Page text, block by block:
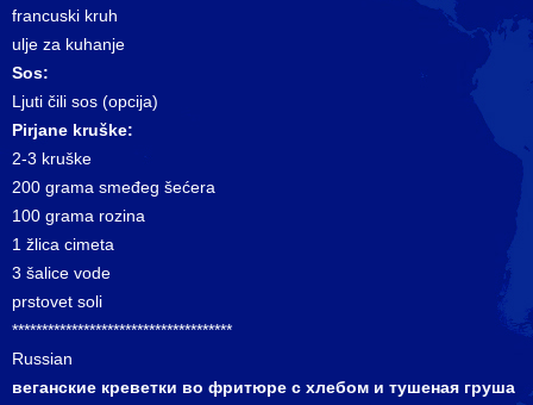
francuski kruh
ulje za kuhanje
Sos:
Ljuti čili sos (opcija)
Pirjane kruške:
2-3 kruške
200 grama smeđeg šećera
100 grama rozina
1 žlica cimeta
3 šalice vode
prstovet soli
*************************************
Russian
веганские креветки во фритюре с хлебом и тушеная груша